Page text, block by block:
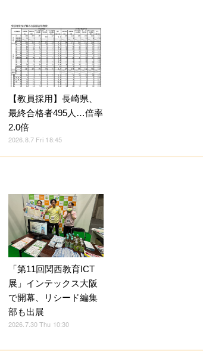
【教員採用】長崎県、
最終合格者495人…倍率
2.0倍
2026.8.7 Fri 18:45
「第11回関西教育ICT
展」インテックス大阪
で開幕、リシード編集
部も出展
2026.7.30 Thu 10:30